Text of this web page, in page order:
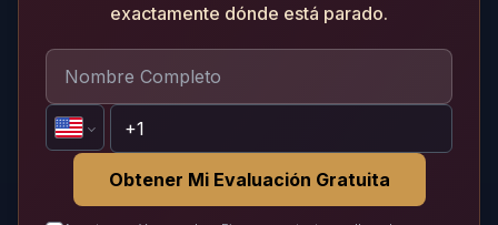
exactamente dónde está parado.
Obtener Mi Evaluación Gratuita